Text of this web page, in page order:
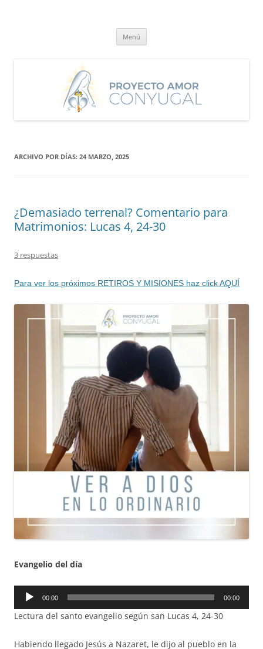
Menú
ARCHIVO POR DÍAS: 24 MARZO, 2025
¿Demasiado terrenal? Comentario para
Matrimonios: Lucas 4, 24-30
3 respuestas
Para ver los próximos RETIROS Y MISIONES haz click AQUÍ
Evangelio del día
Reproductor
audio
00:00 00:00
Lectura del santo evangelio según san Lucas 4, 24-30
Habiendo llegado Jesús a Nazaret, le dijo al pueblo en la